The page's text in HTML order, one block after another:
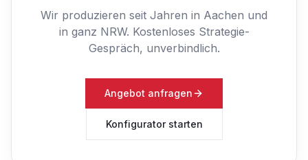
Wir produzieren seit Jahren in Aachen und
in ganz NRW. Kostenloses Strategie-
Gespräch, unverbindlich.
Angebot anfragen
Konfigurator starten